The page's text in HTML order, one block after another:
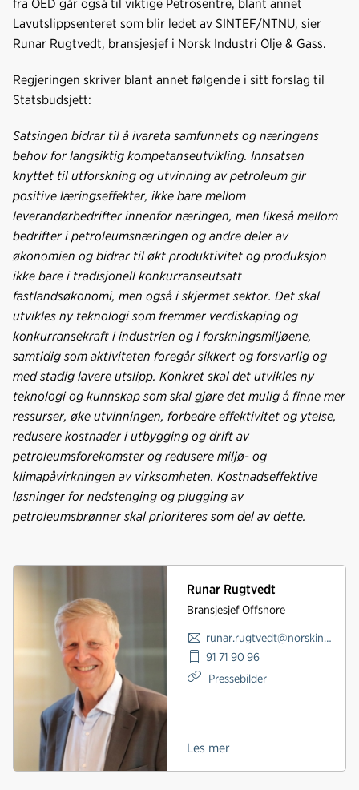
fra OED går også til viktige Petrosentre, blant annet
Lavutslippsenteret som blir ledet av SINTEF/NTNU, sier
Runar Rugtvedt, bransjesjef i Norsk Industri Olje & Gass.
Regjeringen skriver blant annet følgende i sitt forslag til
Statsbudsjett:
Satsingen bidrar til å ivareta samfunnets og nærin­gens
behov for langsiktig kompetanseutvikling. Innsatsen
knyttet til utforskning og utvinning av petroleum gir
positive læringseffekter, ikke bare mellom
leverandørbedrifter innenfor næringen, men likeså mellom
bedrifter i petroleumsnærin­gen og andre deler av
økonomien og bidrar til økt produktivitet og produksjon
ikke bare i tradisjo­nell konkurranseutsatt
fastlandsøkonomi, men også i skjermet sektor. Det skal
utvikles ny tekno­logi som fremmer verdiskaping og
konkurranse­kraft i industrien og i forskningsmiljøene,
samti­dig som aktiviteten foregår sikkert og forsvarlig og
med stadig lavere utslipp. Konkret skal det utvikles ny
teknologi og kunnskap som skal gjøre det mulig å finne mer
ressurser, øke utvinningen, forbedre effektivitet og ytelse,
redusere kostnader i utbygging og drift av
petroleumsforekomster og redusere miljø- og
klimapåvirkningen av virksom­heten. Kostnadseffektive
løsninger for nedsten­ging og plugging av
petroleumsbrønner skal prio­riteres som del av dette.
Runar Rugtvedt
Bransjesjef Offshore
runar.rugtvedt@norskindustri.no
91 71 90 96
Pressebilder
Les mer